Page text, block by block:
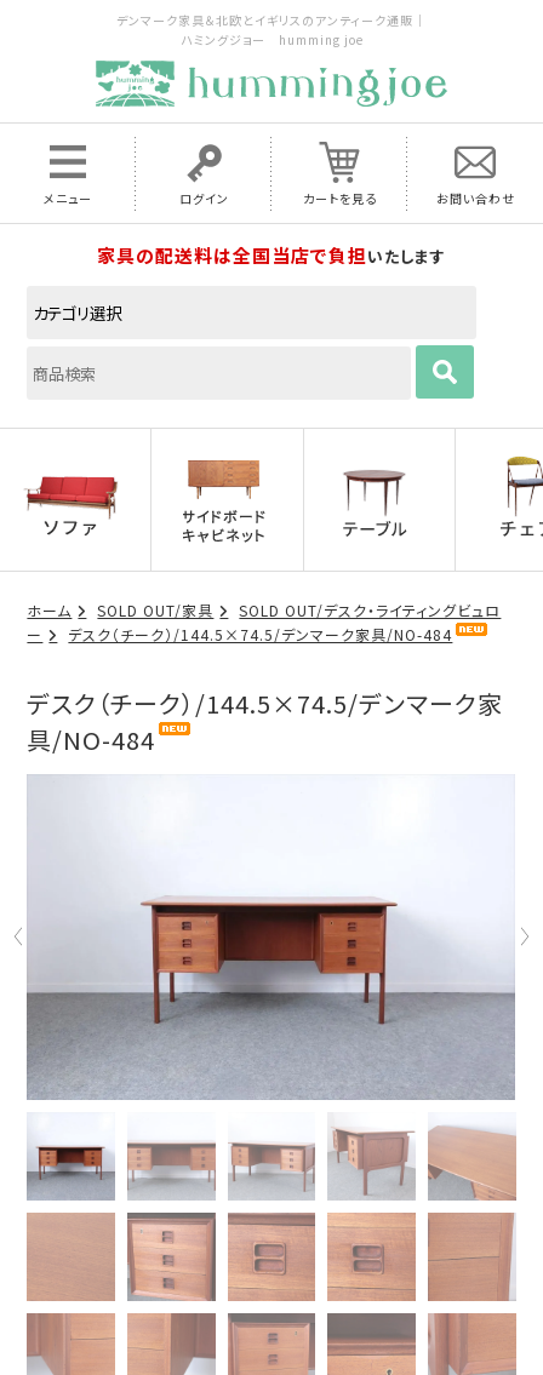
デンマーク家具＆北欧とイギリスのアンティーク通販｜
ハミングジョー humming joe
メニュー ログイン カートを見る お問い合わせ
家具の配送料は全国当店で負担いたします
ホーム SOLD OUT/家具
SOLD OUT/デスク・ライティングビュロ
ー
デスク（チーク）/144.5×74.5/デンマーク家具/NO-484
デスク（チーク）/144.5×74.5/デンマーク家
具/NO-484